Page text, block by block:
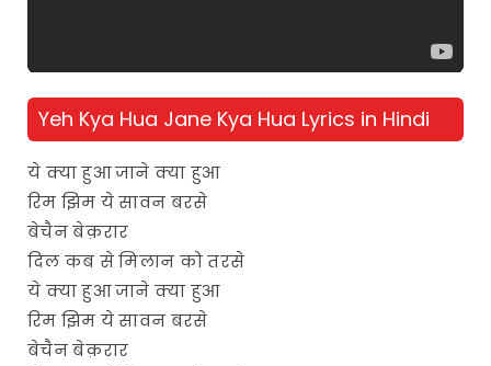
Yeh Kya Hua Jane Kya Hua Lyrics in Hindi
ये क्या हुआ जाने क्या हुआ
रिम झिम ये सावन बरसे
बेचैन बेक़रार
दिल कब से मिलान को तरसे
ये क्या हुआ जाने क्या हुआ
रिम झिम ये सावन बरसे
बेचैन बेक़रार